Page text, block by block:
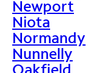
Newport
Niota
Normandy
Nunnelly
Oakfield